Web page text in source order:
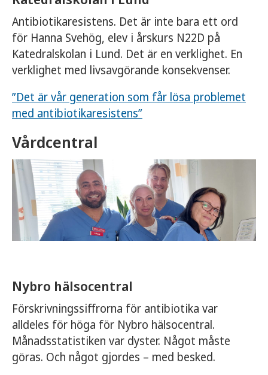
Antibiotikaresistens. Det är inte bara ett ord
för Hanna Svehög, elev i årskurs N22D på
Katedralskolan i Lund. Det är en verklighet. En
verklighet med livsavgörande konsekvenser.
”Det är vår generation som får lösa problemet
med antibiotikaresistens”
Vårdcentral
Nybro hälsocentral
Förskrivningssiffrorna för antibiotika var
alldeles för höga för Nybro hälsocentral.
Månadsstatistiken var dyster. Något måste
göras. Och något gjordes – med besked.